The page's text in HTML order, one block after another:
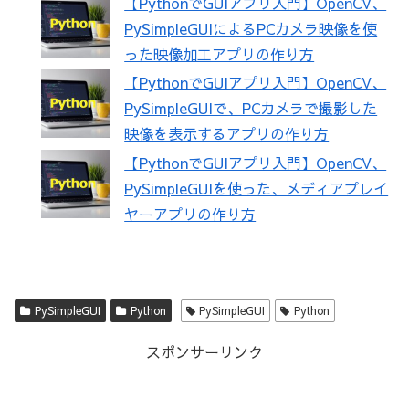
PySimpleGUIによるPCカメラ映像を使
った映像加工アプリの作り方
【PythonでGUIアプリ入門】OpenCV、
PySimpleGUIで、PCカメラで撮影した
映像を表示するアプリの作り方
【PythonでGUIアプリ入門】OpenCV、
PySimpleGUIを使った、メディアプレイ
ヤーアプリの作り方
PySimpleGUI Python PySimpleGUI Python
スポンサーリンク